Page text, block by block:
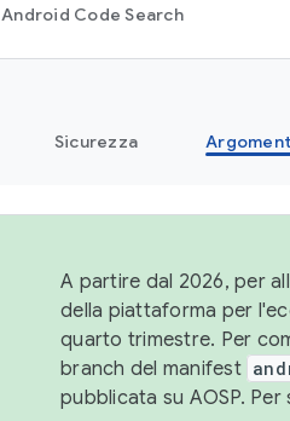
Android Code Search
Sicurezza
A partire dal 2026, per
della piattaforma per
quarto trimestre. Per
branch del manifest
pubblicata su AOSP.